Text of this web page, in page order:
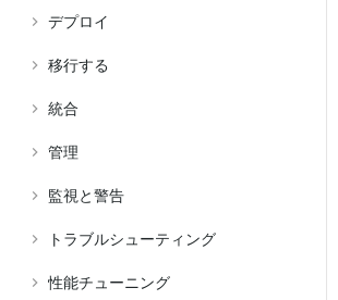
デプロイ
移行する
統合
管理
監視と警告
トラブルシューティング
性能チューニング